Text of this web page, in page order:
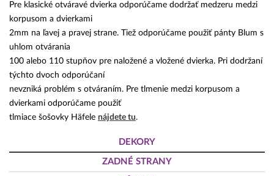
Pre klasické otváravé dvierka odporúčame dodržať medzeru medzi
korpusom a dvierkami
2mm na ľavej a pravej strane. Tiež odporúčame použiť pánty Blum s
uhlom otvárania
100 alebo 110 stupňov pre naložené a vložené dvierka. Pri dodržaní
týchto dvoch odporúčaní
nevzniká problém s otváraním. Pre tlmenie medzi korpusom a
dvierkami odporúčame použiť
tlmiace šošovky Häfele nájdete tu.
DEKORY
ZADNÉ STRANY